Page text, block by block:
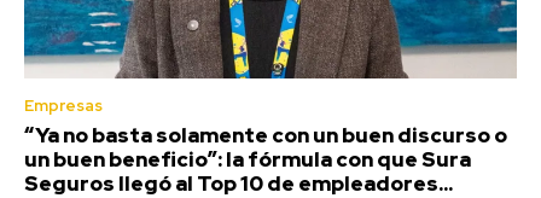
Empresas
“Ya no basta solamente con un buen discurso o
un buen beneficio”: la fórmula con que Sura
Seguros llegó al Top 10 de empleadores...